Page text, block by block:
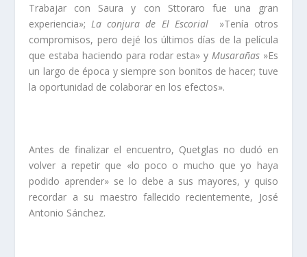
Trabajar con Saura y con Sttoraro fue una gran
experiencia»;La conjura de El Escorial »Tenía otros
compromisos, pero dejé los últimos días de la película
que estaba haciendo para rodar esta» y Musarañas »Es
un largo de época y siempre son bonitos de hacer; tuve
la oportunidad de colaborar en los efectos».
Antes de finalizar el encuentro, Quetglas no dudó en
volver a repetir que «lo poco o mucho que yo haya
podido aprender» se lo debe a sus mayores, y quiso
recordar a su maestro fallecido recientemente, José
Antonio Sánchez.